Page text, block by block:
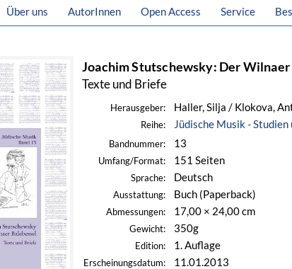
Über uns AutorInnen Open Access Service
Joachim Stutschewsky: Der Wilnaer
Texte und Briefe
Herausgeber: Haller, Silja / Klokova,
Reihe: Jüdische Musik -
Bandnummer: 13
Umfang/Format: 151 Seiten
Sprache: Deutsch
Ausstattung: Buch (Paperback)
Abmessungen: 17,00 × 24,00 cm
Gewicht: 350g
Edition: 1. Auflage
Erscheinungsdatum: 11.01.2013